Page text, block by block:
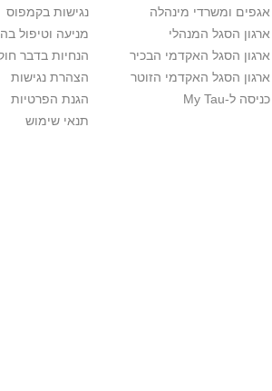
אגפים ומשרדי מינהלה
ארגון הסגל המנהלי
ארגון הסגל האקדמי הבכיר
ארגון הסגל האקדמי הזוטר
כניסה ל-My Tau
נגישות בקמפוס
מניעה וטיפול
הנחיות בדבר
הצהרת נגישות
הגנת הפרטיות
תנאי שימוש